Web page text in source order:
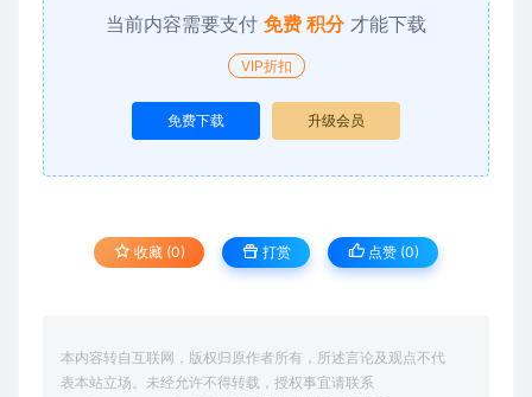
当前内容需要支付 免费 积分 才能下载
VIP折扣
免费下载 升级会员
收藏 (0) 打赏 点赞 (0)
本内容转自互联网，版权归原作者所有，所述言论及观点不代
表本站立场。未经允许不得转载，授权事宜请联系